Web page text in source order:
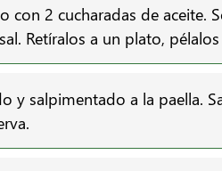
con 2 cucharadas de aceite.
Retíralos a un plato, pélalos
y salpimentado a la paella.